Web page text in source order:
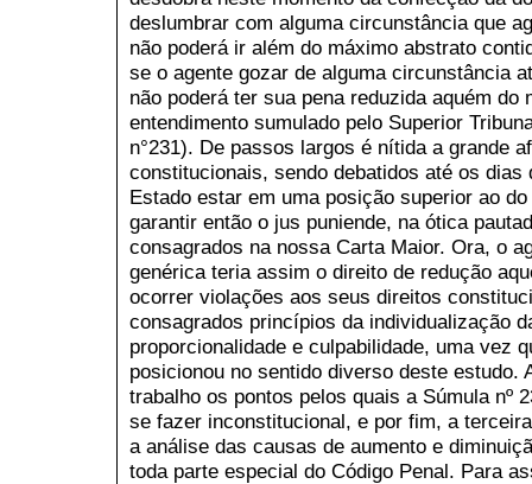
deslumbrar com alguma circunstância que
não poderá ir além do máximo abstrato
se o agente gozar de alguma circunstância
não poderá ter sua pena reduzida aquém
entendimento sumulado pelo Superior
n°231). De passos largos é nítida a grande
constitucionais, sendo debatidos até os
Estado estar em uma posição superior ao
garantir então o jus puniende, na ótica
consagrados na nossa Carta Maior. Ora, o
genérica teria assim o direito de redução
ocorrer violações aos seus direitos
consagrados princípios da individualização
proporcionalidade e culpabilidade, uma vez
posicionou no sentido diverso deste estudo.
trabalho os pontos pelos quais a Súmula nº
se fazer inconstitucional, e por fim, a
a análise das causas de aumento e
toda parte especial do Código Penal. Para